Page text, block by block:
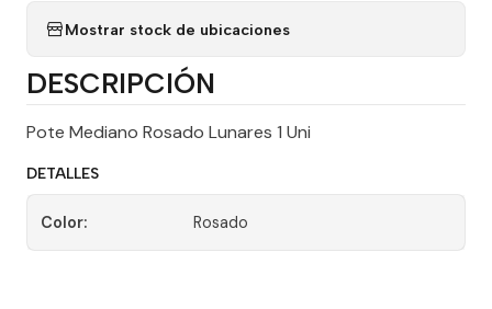
Mostrar stock de ubicaciones
DESCRIPCIÓN
Pote Mediano Rosado Lunares 1 Uni
DETALLES
Color: Rosado